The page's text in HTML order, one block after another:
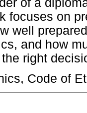
of a
focuses on
well
and how
right
Code of